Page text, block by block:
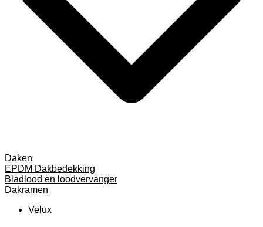
Daken
EPDM Dakbedekking
Bladlood en loodvervanger
Dakramen
Velux